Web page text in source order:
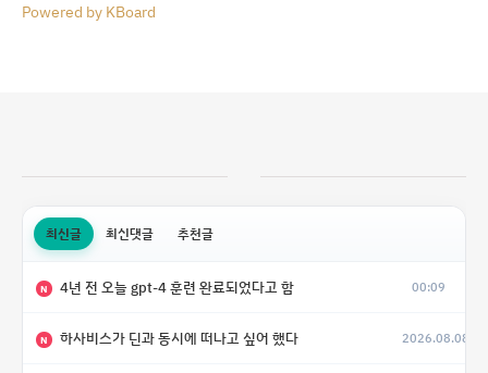
Powered by KBoard
최신글 최신댓글 추천글
N 4년 전 오늘 gpt-4 훈련 완료되었다고 함 00:09
N 하사비스가 딘과 동시에 떠나고 싶어 했다 2026.08.08